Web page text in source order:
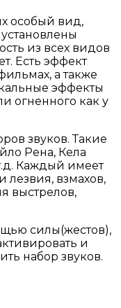
особый вид,
из всех видов
Есть эффект
а также
эффекты
огненного как у
звуков. Такие
Рена, Кела
Каждый имеет
взмахов,
выстрелов,
силы(жестов),
и
набор звуков.